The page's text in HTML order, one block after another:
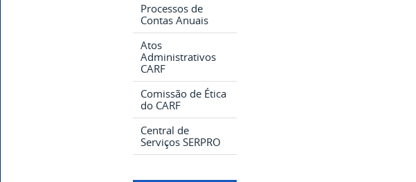
Processos de
Contas Anuais
Atos
Administrativos
CARF
Comissão de Ética
do CARF
Central de
Serviços SERPRO